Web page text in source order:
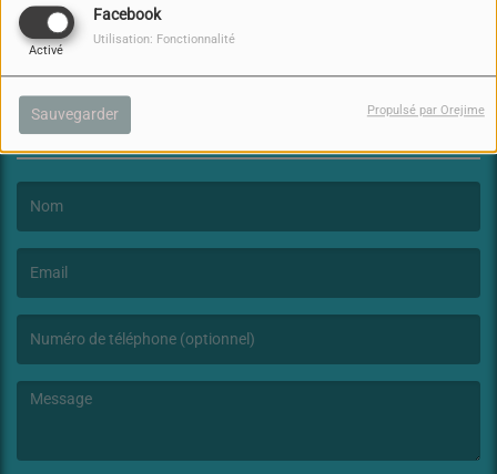
Facebook
Activé
Utilisation: Fonctionnalité
Sauvegarder Propulsé par Orejime
NOUS CONTACTER